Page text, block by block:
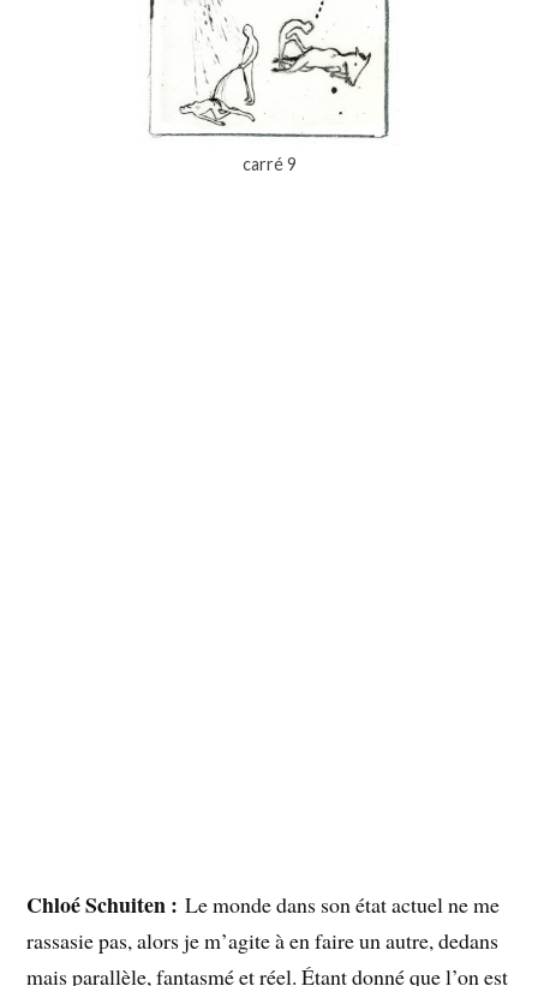
carré 9
Chloé Schuiten :Le monde dans son état actuel ne me
rassasie pas, alors je m’agite à en faire un autre, dedans
mais parallèle, fantasmé et réel. Étant donné que l’on est